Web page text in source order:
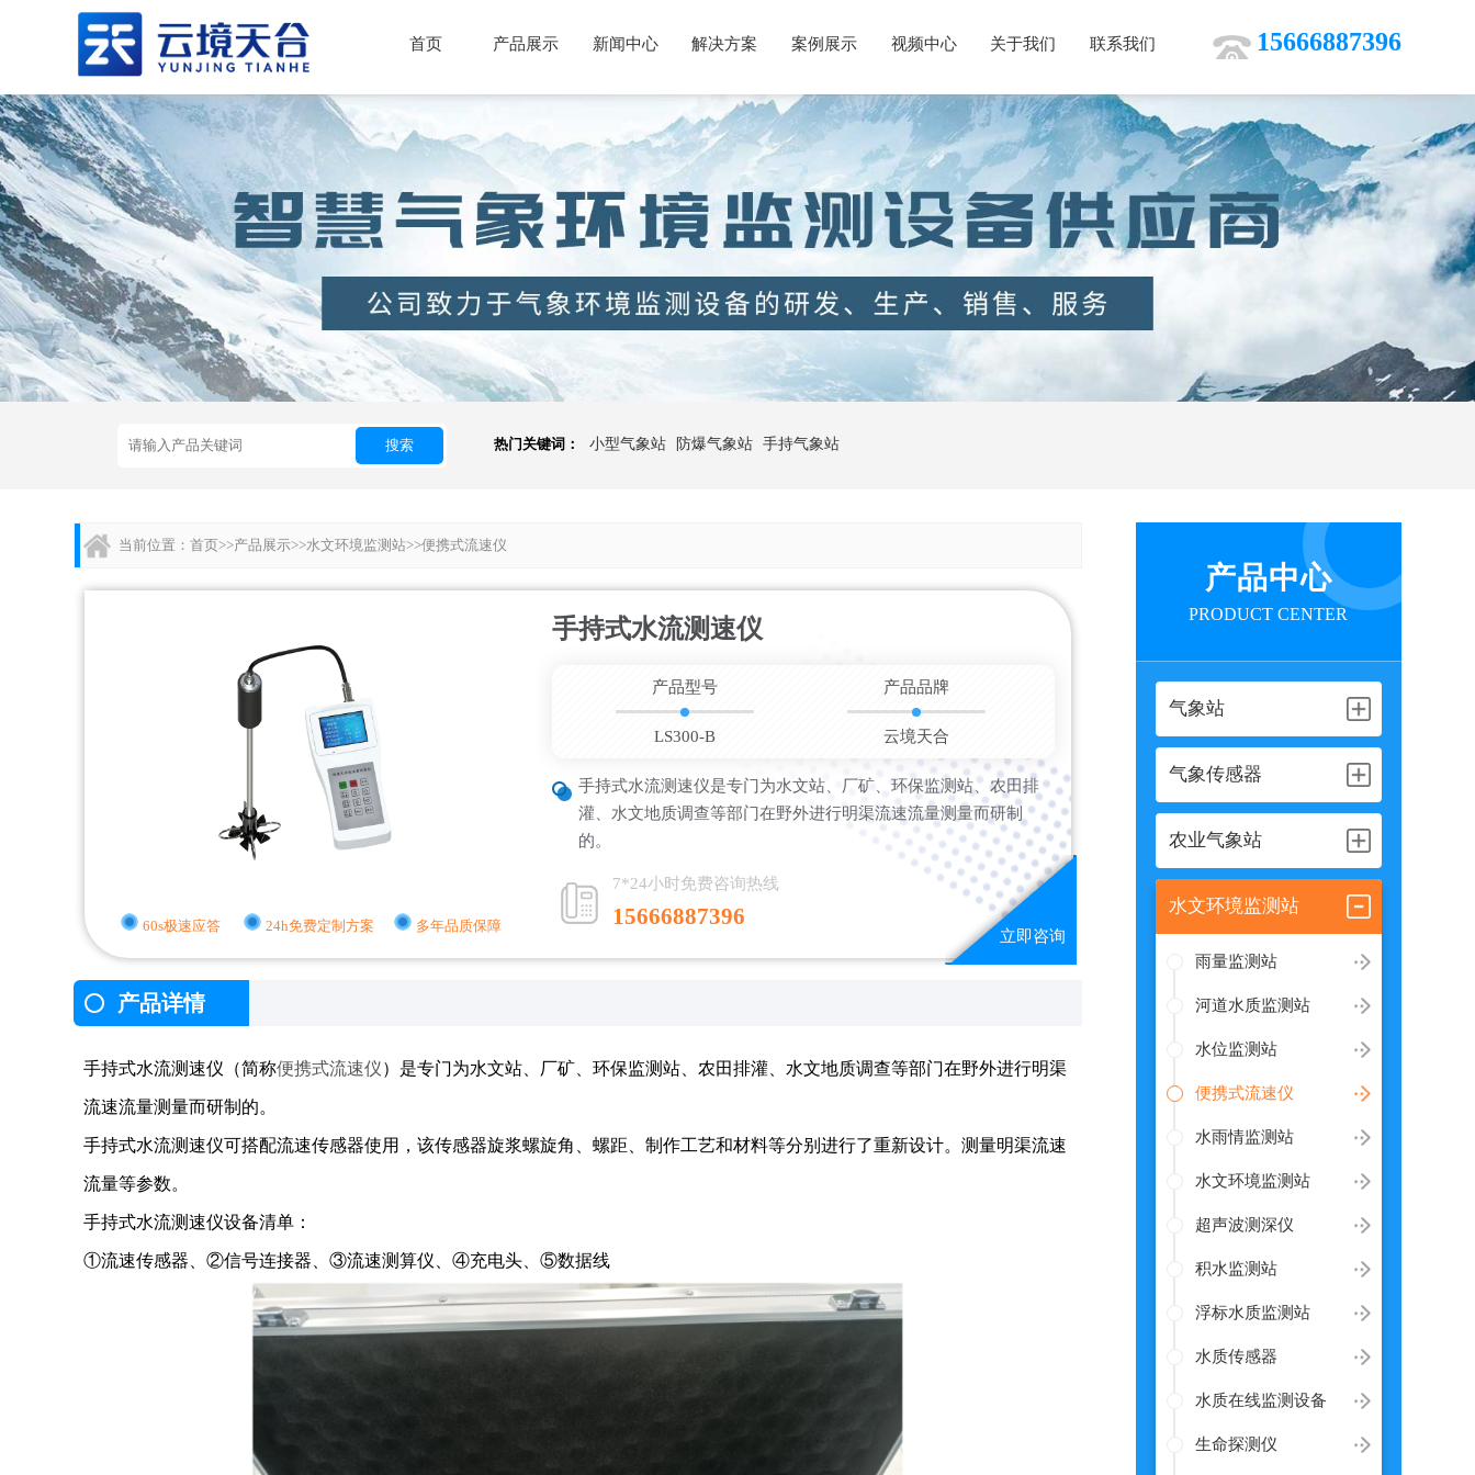
15666887396
首页 产品展示 新闻中心 解决方案 案例展示 视频中心 关于我们 联系我们
搜索 热门关键词： 小型气象站 防爆气象站 手持气象站
产品中心
PRODUCT CENTER
气象站
气象传感器
农业气象站
水文环境监测站
雨量监测站
河道水质监测站
水位监测站
便携式流速仪
水雨情监测站
水文环境监测站
超声波测深仪
积水监测站
浮标水质监测站
水质传感器
水质在线监测设备
生命探测仪
当前位置：首页>>产品展示>>水文环境监测站>>便携式流速仪
60s极速应答 24h免费定制方案 多年品质保障
手持式水流测速仪
产品型号
LS300-B
产品品牌
云境天合
手持式水流测速仪是专门为水文站、厂矿、环保监测站、农田排
灌、水文地质调查等部门在野外进行明渠流速流量测量而研制
的。
7*24小时免费咨询热线
15666887396
产品详情
手持式水流测速仪（简称便携式流速仪）是专门为水文站、厂矿、环保监测站、农田排灌、水文地质调查等部门在野外进行明渠
流速流量测量而研制的。
手持式水流测速仪可搭配流速传感器使用，该传感器旋浆螺旋角、螺距、制作工艺和材料等分别进行了重新设计。测量明渠流速
流量等参数。
手持式水流测速仪设备清单：
①流速传感器、②信号连接器、③流速测算仪、④充电头、⑤数据线